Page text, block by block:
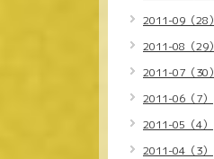
2011-09（28）
2011-08（29）
2011-07（30）
2011-06（7）
2011-05（4）
2011-04（3）